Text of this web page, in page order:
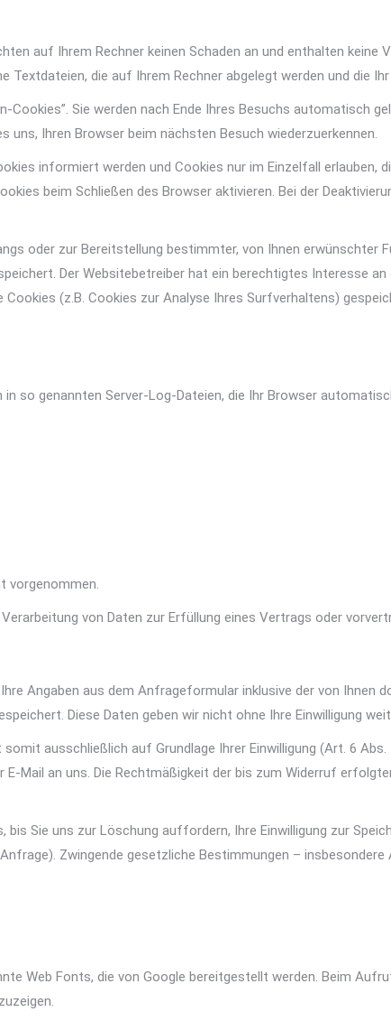
auf Ihrem Rechner keinen Schaden an und enthalten keine
die auf Ihrem Rechner abgelegt werden und die
Sie werden nach Ende Ihres Besuchs automatisch
uns, Ihren Browser beim nächsten Besuch wiederzuerkennen.
informiert werden und Cookies nur im Einzelfall erlauben,
beim Schließen des Browser aktivieren. Bei der
oder zur Bereitstellung bestimmter, von Ihnen erwünschter
Der Websitebetreiber hat ein berechtigtes Interesse
(z.B. Cookies zur Analyse Ihres Surfverhaltens)
so genannten Server-Log-Dateien, die Ihr Browser
vorgenommen.
von Daten zur Erfüllung eines Vertrags oder
Angaben aus dem Anfrageformular inklusive der von Ihnen
Diese Daten geben wir nicht ohne Ihre Einwilligung
ausschließlich auf Grundlage Ihrer Einwilligung (Art. 6 Abs.
Mail an uns. Die Rechtmäßigkeit der bis zum Widerruf
Sie uns zur Löschung auffordern, Ihre Einwilligung zur
Zwingende gesetzliche Bestimmungen –
Web Fonts, die von Google bereitgestellt werden. Beim